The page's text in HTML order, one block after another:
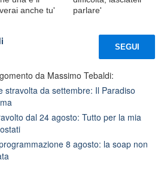
anche tu'
parlare'
SEGUI
da Massimo Tebaldi:
stravolta da settembre: Il Paradiso
dal 24 agosto: Tutto per la mia
8 agosto: la soap non